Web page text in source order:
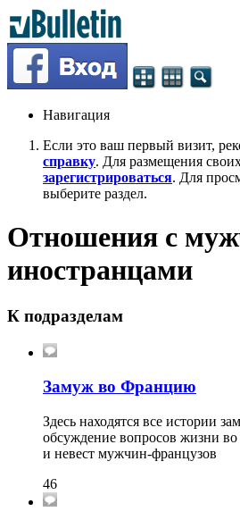
Навигация
Если это ваш первый визит,
справку. Для размещения
зарегистрироваться. Для
выберите раздел.
Отношения с
иностранцами
К подразделам
Замуж во Францию
Здесь находятся все истории
обсуждение вопросов жизни
и невест мужчин-французов
46